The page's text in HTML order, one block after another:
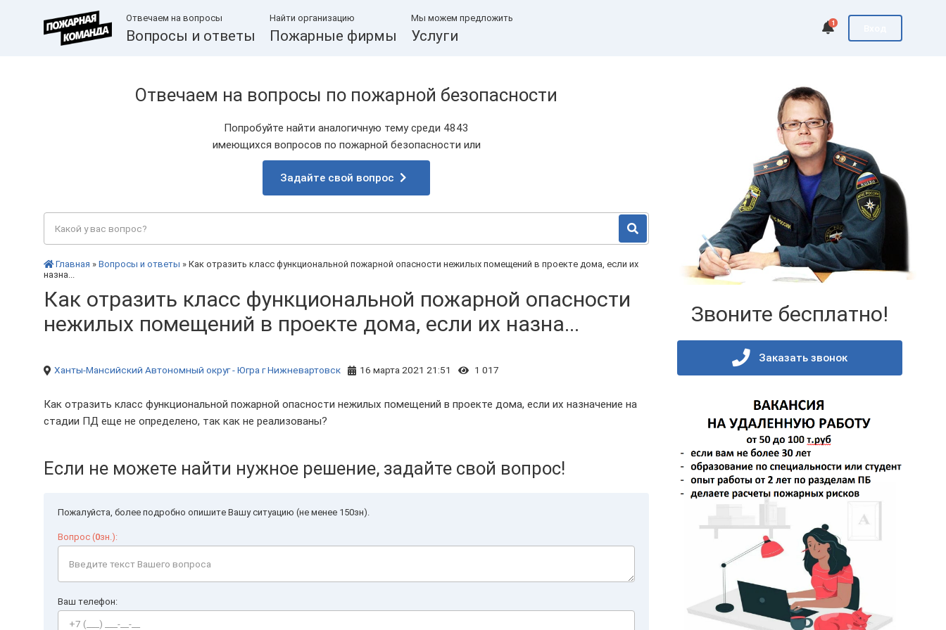
Отвечаем на вопросы
Вопросы и ответы
Найти организацию
Пожарные фирмы
Мы можем предложить
Услуги
1
Отвечаем на вопросы по пожарной безопасности
Попробуйте найти аналогичную тему среди 4843
имеющихся вопросов по пожарной безопасности или
Задайте свой вопрос
Главная » Вопросы и ответы » Как отразить класс функциональной пожарной опасности нежилых помещений в проекте дома, если их
назна...
Как отразить класс функциональной пожарной опасности
нежилых помещений в проекте дома, если их назна...
Ханты-Мансийский Автономный округ - Югра г Нижневартовск 16 марта 2021 21:51 1 017
Как отразить класс функциональной пожарной опасности нежилых помещений в проекте дома, если их назначение на
стадии ПД еще не определено, так как не реализованы?
Если не можете найти нужное решение, задайте свой вопрос!
Пожалуйста, более подробно опишите Вашу ситуацию (не менее 150зн).
Вопрос (0зн.):
Ваш телефон:
Звоните бесплатно!
Заказать звонок